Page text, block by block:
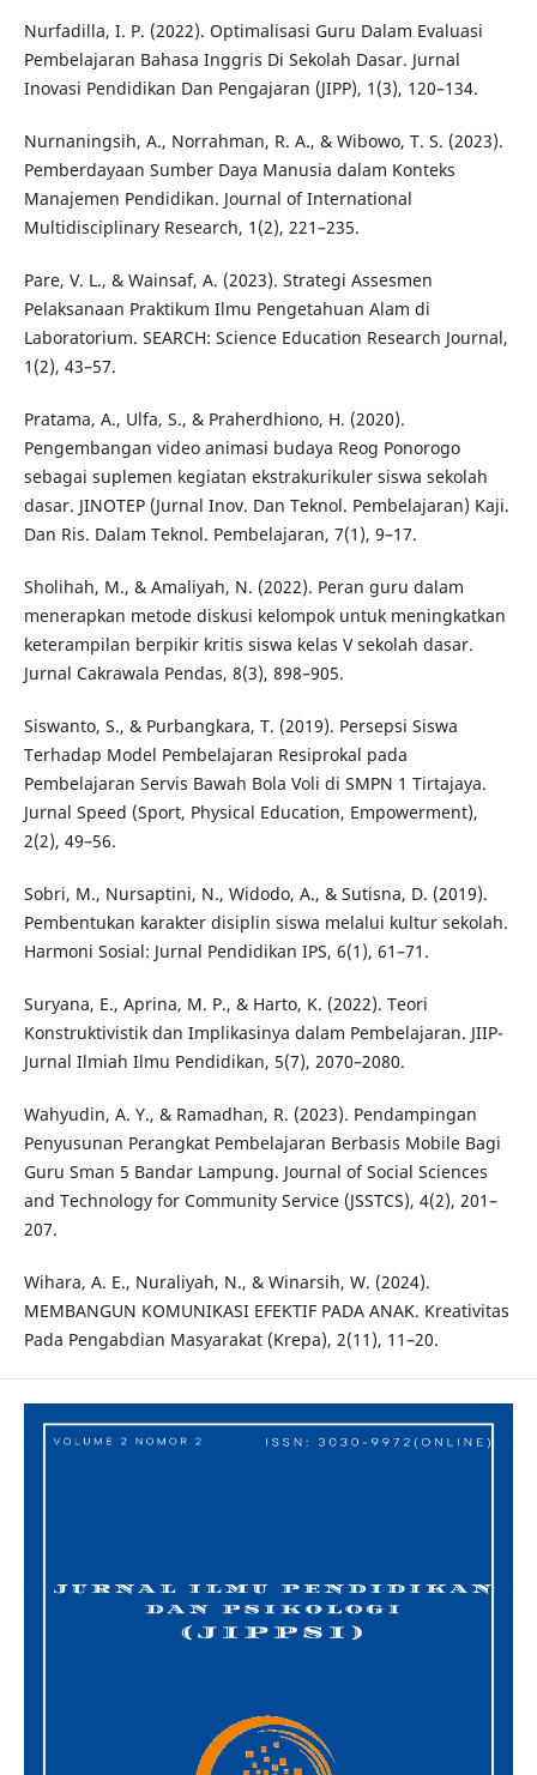
Nurfadilla, I. P. (2022). Optimalisasi Guru Dalam Evaluasi
Pembelajaran Bahasa Inggris Di Sekolah Dasar. Jurnal
Inovasi Pendidikan Dan Pengajaran (JIPP), 1(3), 120–134.
Nurnaningsih, A., Norrahman, R. A., & Wibowo, T. S. (2023).
Pemberdayaan Sumber Daya Manusia dalam Konteks
Manajemen Pendidikan. Journal of International
Multidisciplinary Research, 1(2), 221–235.
Pare, V. L., & Wainsaf, A. (2023). Strategi Assesmen
Pelaksanaan Praktikum Ilmu Pengetahuan Alam di
Laboratorium. SEARCH: Science Education Research Journal,
1(2), 43–57.
Pratama, A., Ulfa, S., & Praherdhiono, H. (2020).
Pengembangan video animasi budaya Reog Ponorogo
sebagai suplemen kegiatan ekstrakurikuler siswa sekolah
dasar. JINOTEP (Jurnal Inov. Dan Teknol. Pembelajaran) Kaji.
Dan Ris. Dalam Teknol. Pembelajaran, 7(1), 9–17.
Sholihah, M., & Amaliyah, N. (2022). Peran guru dalam
menerapkan metode diskusi kelompok untuk meningkatkan
keterampilan berpikir kritis siswa kelas V sekolah dasar.
Jurnal Cakrawala Pendas, 8(3), 898–905.
Siswanto, S., & Purbangkara, T. (2019). Persepsi Siswa
Terhadap Model Pembelajaran Resiprokal pada
Pembelajaran Servis Bawah Bola Voli di SMPN 1 Tirtajaya.
Jurnal Speed (Sport, Physical Education, Empowerment),
2(2), 49–56.
Sobri, M., Nursaptini, N., Widodo, A., & Sutisna, D. (2019).
Pembentukan karakter disiplin siswa melalui kultur sekolah.
Harmoni Sosial: Jurnal Pendidikan IPS, 6(1), 61–71.
Suryana, E., Aprina, M. P., & Harto, K. (2022). Teori
Konstruktivistik dan Implikasinya dalam Pembelajaran. JIIP-
Jurnal Ilmiah Ilmu Pendidikan, 5(7), 2070–2080.
Wahyudin, A. Y., & Ramadhan, R. (2023). Pendampingan
Penyusunan Perangkat Pembelajaran Berbasis Mobile Bagi
Guru Sman 5 Bandar Lampung. Journal of Social Sciences
and Technology for Community Service (JSSTCS), 4(2), 201–
207.
Wihara, A. E., Nuraliyah, N., & Winarsih, W. (2024).
MEMBANGUN KOMUNIKASI EFEKTIF PADA ANAK. Kreativitas
Pada Pengabdian Masyarakat (Krepa), 2(11), 11–20.